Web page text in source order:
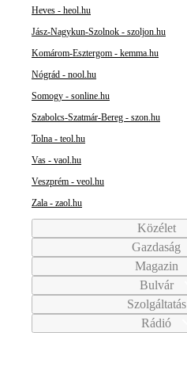
Heves - heol.hu
Jász-Nagykun-Szolnok - szoljon.hu
Komárom-Esztergom - kemma.hu
Nógrád - nool.hu
Somogy - sonline.hu
Szabolcs-Szatmár-Bereg - szon.hu
Tolna - teol.hu
Vas - vaol.hu
Veszprém - veol.hu
Zala - zaol.hu
Közélet
Gazdaság
Magazin
Bulvár
Szolgáltatás
Rádió